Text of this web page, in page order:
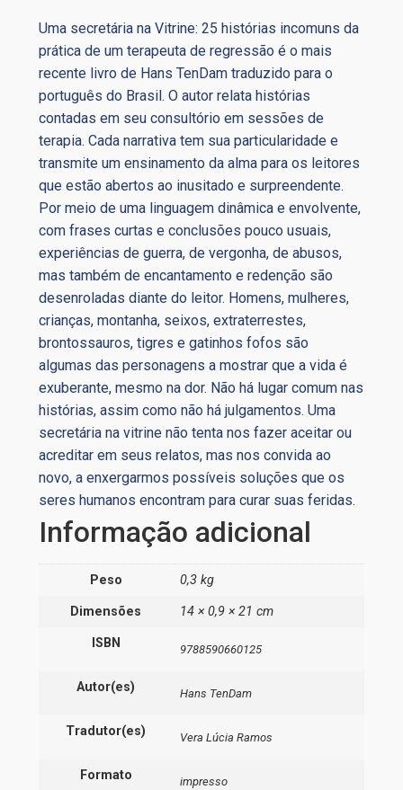
Uma secretária na Vitrine: 25 histórias incomuns da
prática de um terapeuta de regressão é o mais
recente livro de Hans TenDam traduzido para o
português do Brasil. O autor relata histórias
contadas em seu consultório em sessões de
terapia. Cada narrativa tem sua particularidade e
transmite um ensinamento da alma para os leitores
que estão abertos ao inusitado e surpreendente.
Por meio de uma linguagem dinâmica e envolvente,
com frases curtas e conclusões pouco usuais,
experiências de guerra, de vergonha, de abusos,
mas também de encantamento e redenção são
desenroladas diante do leitor. Homens, mulheres,
crianças, montanha, seixos, extraterrestes,
brontossauros, tigres e gatinhos fofos são
algumas das personagens a mostrar que a vida é
exuberante, mesmo na dor. Não há lugar comum nas
histórias, assim como não há julgamentos. Uma
secretária na vitrine não tenta nos fazer aceitar ou
acreditar em seus relatos, mas nos convida ao
novo, a enxergarmos possíveis soluções que os
seres humanos encontram para curar suas feridas.
Informação adicional
Peso 0,3 kg
Dimensões 14 × 0,9 × 21 cm
ISBN 9788590660125
Autor(es) Hans TenDam
Tradutor(es) Vera Lúcia Ramos
Formato impresso